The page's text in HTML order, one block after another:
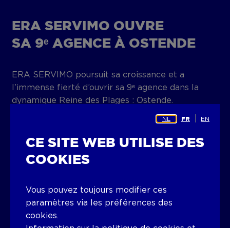
ERA SERVIMO OUVRE
SA 9ᵉ AGENCE À OSTENDE
ERA SERVIMO poursuit sa croissance et a
l’immense fierté d’ouvrir sa 9ᵉ agence dans la
dynamique Reine des Plages : Ostende.
« Avec cette nouvelle agence, nous voulons jouer
un rôle actif dans le développement de la ville et
être un partenaire de confiance pour tous ceux
souligne l’équipe.
📍 Vindictivelaan 21, 8400 Ostende
Découvrez tous les détails ici !
NL FR EN
CE SITE WEB UTILISE DES
COOKIES
Vous pouvez toujours modifier ces
paramètres via les préférences des
cookies.